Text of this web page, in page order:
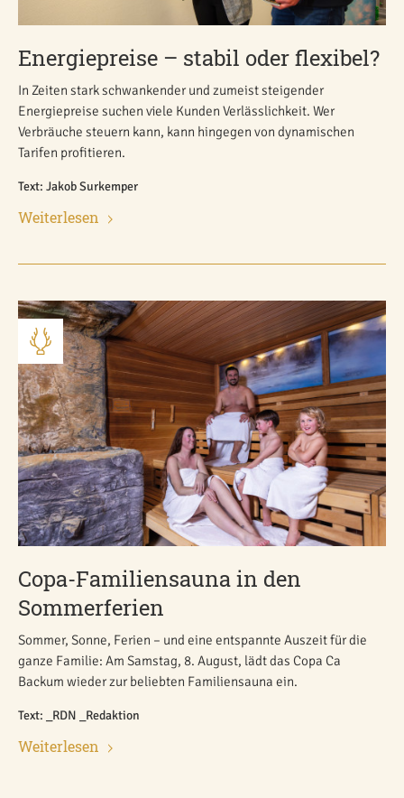
Energiepreise – stabil oder flexibel?
In Zeiten stark schwankender und zumeist steigender
Energiepreise suchen viele Kunden Verlässlichkeit. Wer
Verbräuche steuern kann, kann hingegen von dynamischen
Tarifen profitieren.
Text: Jakob Surkemper
Weiterlesen
Copa-Familiensauna in den
Sommerferien
Sommer, Sonne, Ferien – und eine entspannte Auszeit für die
ganze Familie: Am Samstag, 8. August, lädt das Copa Ca
Backum wieder zur beliebten Familiensauna ein.
Text: _RDN _Redaktion
Weiterlesen